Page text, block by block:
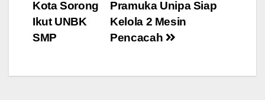
navigation
Pramuka Unipa Siap
Kelola 2 Mesin
Pencacah
Kota Sorong
Ikut UNBK
SMP